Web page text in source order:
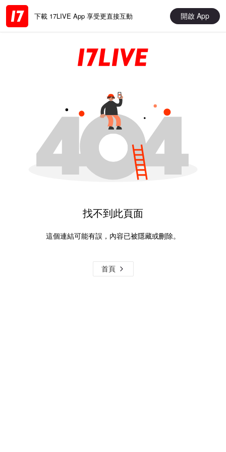
下載 17LIVE App 享受更直接互動 開啟 App
找不到此頁面
這個連結可能有誤，內容已被隱藏或刪除。
首頁